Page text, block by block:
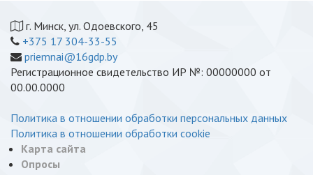
г. Минск, ул. Одоевского, 45
+375 17 304-33-55
priemnai@16gdp.by
Регистрационное свидетельство ИР №: 00000000 от
00.00.0000
Политика в отношении обработки персональных данных
Политика в отношении обработки cookie
Карта сайта
Опросы